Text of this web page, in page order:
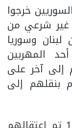
خرجوا
غير شرعي من
وسوريا
المهربين
إلى آخر على
بنقلهم إلى